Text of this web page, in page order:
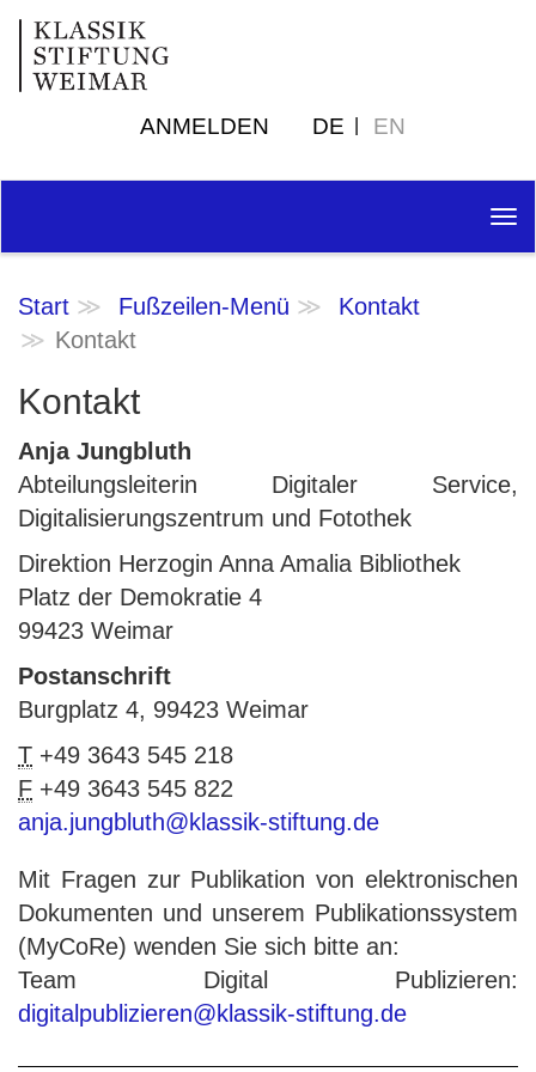
ANMELDEN DE EN
Start Fußzeilen-Menü
Kontakt
Kontakt
Kontakt
Anja Jungbluth
Abteilungsleiterin Digitaler Service,
Digitalisierungszentrum und Fotothek
Direktion Herzogin Anna Amalia Bibliothek
Platz der Demokratie 4
99423 Weimar
Postanschrift
Burgplatz 4, 99423 Weimar
T +49 3643 545 218
F +49 3643 545 822
anja.jungbluth@klassik-stiftung.de
Mit Fragen zur Publikation von elektronischen
Dokumenten und unserem Publikationssystem
(MyCoRe) wenden Sie sich bitte an:
Team Digital Publizieren:
digitalpublizieren@klassik-stiftung.de